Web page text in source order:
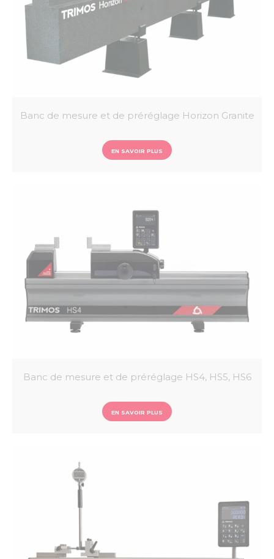
Banc de mesure et de préréglage Horizon Granite
EN SAVOIR PLUS
Banc de mesure et de préréglage HS4, HS5, HS6
EN SAVOIR PLUS